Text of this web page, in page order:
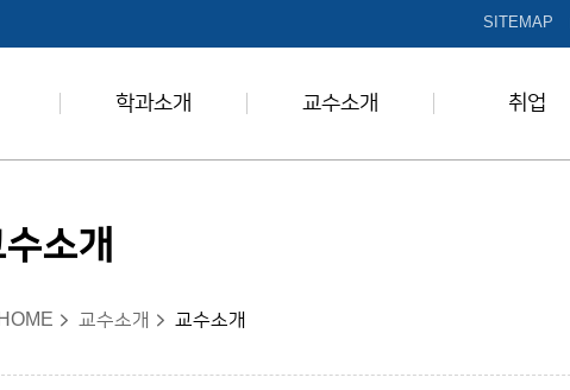
SITEMAP
학과소개 교수소개 취업
소개
HOME 교수소개 교수소개